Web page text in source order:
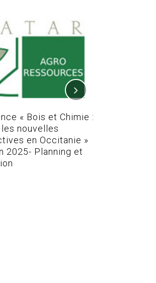
« Bois et Chimie :
nouvelles
en Occitanie »
2025- Planning et